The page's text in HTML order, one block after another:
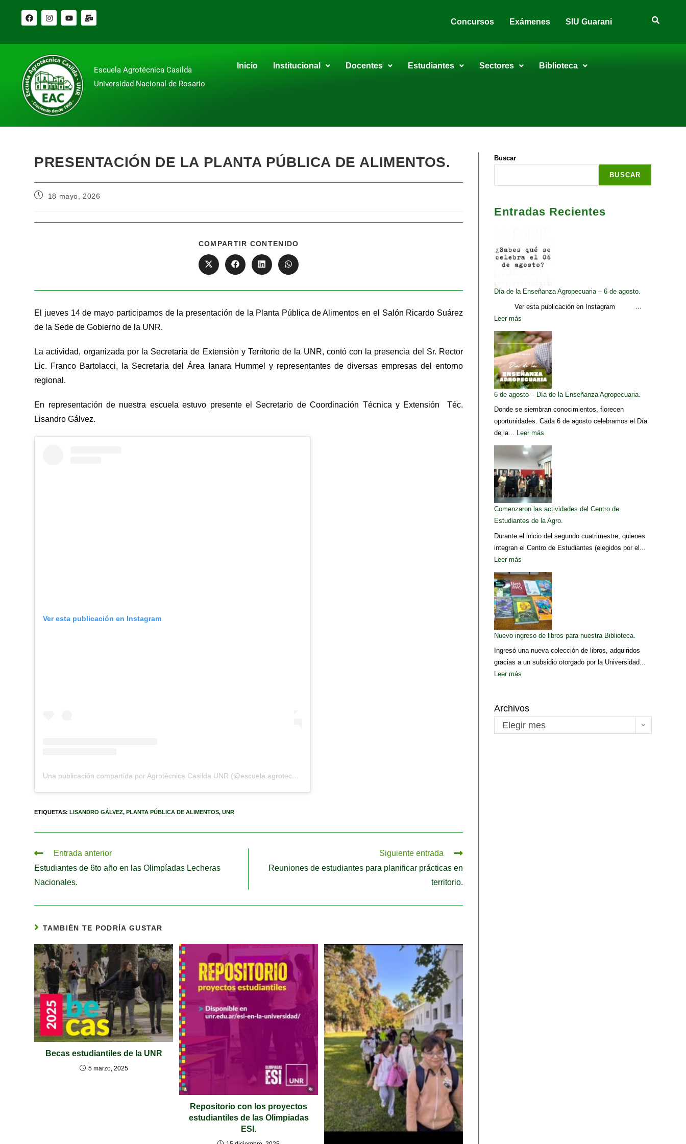
Concursos Exámenes SIU Guarani
Escuela Agrotécnica Casilda
Universidad Nacional de Rosario
Inicio Institucional Docentes Estudiantes Sectores Biblioteca
PRESENTACIÓN DE LA PLANTA PÚBLICA DE ALIMENTOS.
18 mayo, 2026
COMPARTIR CONTENIDO
El jueves 14 de mayo participamos de la presentación de la Planta Pública de Alimentos en el Salón Ricardo Suárez
de la Sede de Gobierno de la UNR.
La actividad, organizada por la Secretaría de Extensión y Territorio de la UNR, contó con la presencia del Sr. Rector
Lic. Franco Bartolacci, la Secretaria del Área Ianara Hummel y representantes de diversas empresas del entorno
regional.
En representación de nuestra escuela estuvo presente el Secretario de Coordinación Técnica y Extensión Téc.
Lisandro Gálvez.
Ver esta publicación en Instagram
Una publicación compartida por Agrotécnica Casilda UNR (@escuela.agrotecnica.casilda)
ETIQUETAS: LISANDRO GÁLVEZ, PLANTA PÚBLICA DE ALIMENTOS, UNR
Entrada anterior
Estudiantes de 6to año en las Olimpíadas Lecheras
Nacionales.
Siguiente entrada
Reuniones de estudiantes para planificar prácticas en
territorio.
TAMBIÉN TE PODRÍA GUSTAR
Becas estudiantiles de la UNR
5 marzo, 2025
Repositorio con los proyectos
estudiantiles de las Olimpiadas
ESI.
Buscar
BUSCAR
Entradas Recientes
Día de la Enseñanza Agropecuaria – 6 de agosto.
Ver esta publicación en Instagram ...
Leer más
6 de agosto – Día de la Enseñanza Agropecuaria.
Donde se siembran conocimientos, florecen
oportunidades. Cada 6 de agosto celebramos el Día
de la... Leer más
Comenzaron las actividades del Centro de
Estudiantes de la Agro.
Durante el inicio del segundo cuatrimestre, quienes
integran el Centro de Estudiantes (elegidos por el...
Leer más
Nuevo ingreso de libros para nuestra Biblioteca.
Ingresó una nueva colección de libros, adquiridos
gracias a un subsidio otorgado por la Universidad...
Leer más
Archivos
Elegir mes